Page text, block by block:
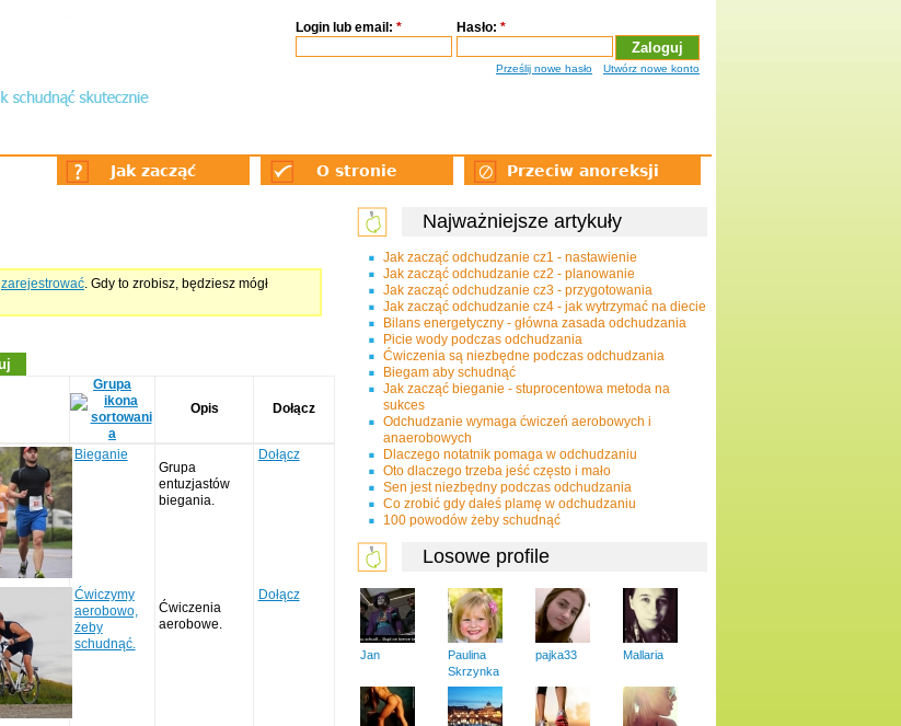
Login lub email: * Hasło: *
Utwórz nowe konto
Prześlij nowe hasło
zarejestrować. Gdy to zrobisz, będziesz mógł
Grupa
Opis
Dołącz
Bieganie
Grupa
entuzjastów
biegania.
Dołącz
Ćwiczymy
aerobowo,
żeby
schudnąć.
Ćwiczenia
aerobowe.
Dołącz
Jak zacząć O stronie Przeciw anoreksji
Najważniejsze artykuły
Jak zacząć odchudzanie cz1 - nastawienie
Jak zacząć odchudzanie cz2 - planowanie
Jak zacząć odchudzanie cz3 - przygotowania
Jak zacząć odchudzanie cz4 - jak wytrzymać na diecie
Bilans energetyczny - główna zasada odchudzania
Picie wody podczas odchudzania
Ćwiczenia są niezbędne podczas odchudzania
Biegam aby schudnąć
Jak zacząć bieganie - stuprocentowa metoda na
sukces
Odchudzanie wymaga ćwiczeń aerobowych i
anaerobowych
Dlaczego notatnik pomaga w odchudzaniu
Oto dlaczego trzeba jeść często i mało
Sen jest niezbędny podczas odchudzania
Co zrobić gdy dałeś plamę w odchudzaniu
100 powodów żeby schudnąć
Losowe profile
Jan
Paulina
Skrzynka
pajka33 Mallaria